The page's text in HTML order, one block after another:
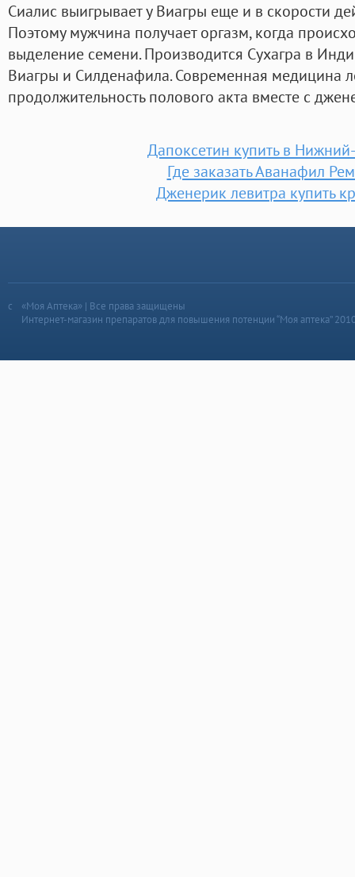
Сиалис выигрывает у Виагры еще и в скорости
Поэтому мужчина получает оргазм, когда
выделение семени. Производится Сухагра в
Виагры и Силденафила. Современная медицина
продолжительность полового акта вместе с
Дапоксетин купить в
Где заказать Аванафил
Дженерик левитра купить
«Моя Аптека» | Все права защищены
Интернет-магазин препаратов для повышения потенции “Моя аптека”